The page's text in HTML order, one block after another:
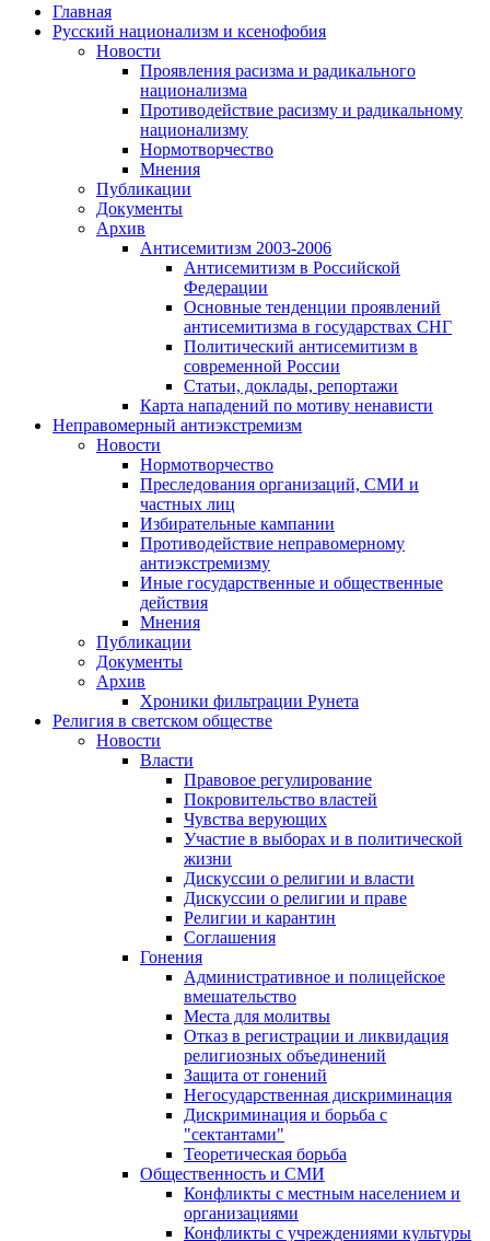
Главная
Русский национализм и ксенофобия
Новости
Проявления расизма и радикального
национализма
Противодействие расизму и радикальному
национализму
Нормотворчество
Мнения
Публикации
Документы
Архив
Антисемитизм 2003-2006
Антисемитизм в Российской
Федерации
Основные тенденции проявлений
антисемитизма в государствах СНГ
Политический антисемитизм в
современной России
Статьи, доклады, репортажи
Карта нападений по мотиву ненависти
Неправомерный антиэкстремизм
Новости
Нормотворчество
Преследования организаций, СМИ и
частных лиц
Избирательные кампании
Противодействие неправомерному
антиэкстремизму
Иные государственные и общественные
действия
Мнения
Публикации
Документы
Архив
Хроники фильтрации Рунета
Религия в светском обществе
Новости
Власти
Правовое регулирование
Покровительство властей
Чувства верующих
Участие в выборах и в политической
жизни
Дискуссии о религии и власти
Дискуссии о религии и праве
Религии и карантин
Соглашения
Гонения
Административное и полицейское
вмешательство
Места для молитвы
Отказ в регистрации и ликвидация
религиозных объединений
Защита от гонений
Негосударственная дискриминация
Дискриминация и борьба с
"сектантами"
Теоретическая борьба
Общественность и СМИ
Конфликты с местным населением и
организациями
Конфликты с учреждениями культуры